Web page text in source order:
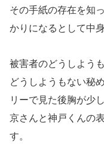
その手紙の存在を知
かりになるとして中
被害者のどうしよう
どうしようもない秘
リーで見た後胸が少
京さんと神戸くんの
す。